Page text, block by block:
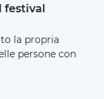
festival
la propria
persone con